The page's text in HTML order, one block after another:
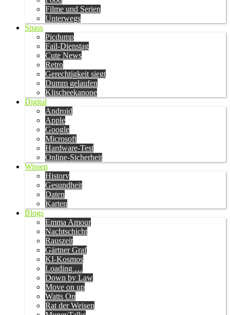
Filme und Serien
Unterwegs
Spass
Picdump
Fail-Dienstag
Cute News
Retro
Gerechtigkeit siegt
Dumm gelaufen
Klischeekanone
Digital
Android
Apple
Google
Microsoft
Hardware-Test
Online-Sicherheit
Wissen
History
Gesundheit
Daten
Karten
Blogs
Emma Amour
Nachtschicht
Rauszeit
Gärtner Graf
KI-Kosmos
Loading …
Down by Law
Move on up
Watts On
Rat der Weisen